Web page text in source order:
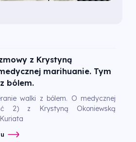
z Krystyną
marihuanie. Tym
bólem.
walki z bólem. O medycznej
2) z Krystyną Okoniewską